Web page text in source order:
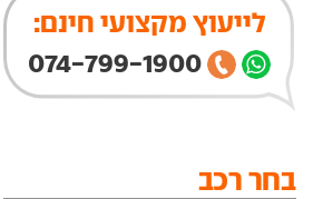
לייעוץ מקצועי חינם:
074-799-1900
בחר רכב